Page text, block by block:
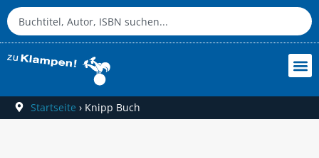
Startseite › Knipp Buch